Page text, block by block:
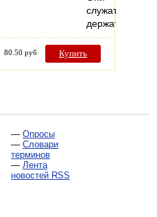
служат
держателем…
80.50 руб Купить
— Опросы
— Словари
терминов
— Лента
новостей RSS